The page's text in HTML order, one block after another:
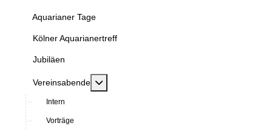
Aquarianer Tage
Kölner Aquarianertreff
Jubiläen
Vereinsabende MOD_MENU_TOGGLE_SUBMENU_LABEL
Intern
Vorträge